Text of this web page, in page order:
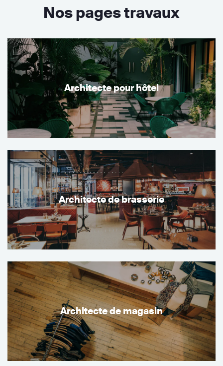
Nos pages travaux
Architecte pour hôtel
Architecte de brasserie
Architecte de magasin